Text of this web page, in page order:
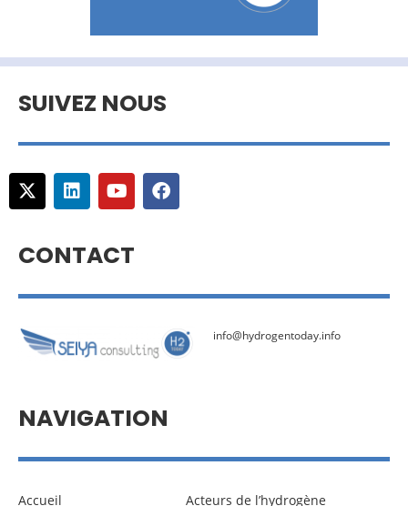
SUIVEZ NOUS
CONTACT
info@hydrogentoday.info
NAVIGATION
Accueil Acteurs de l’hydrogène